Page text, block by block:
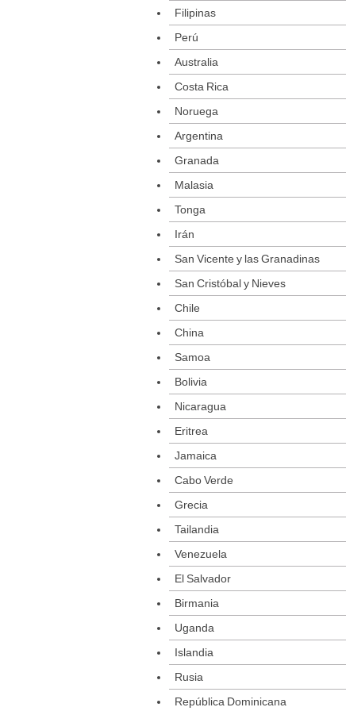
Filipinas
Perú
Australia
Costa Rica
Noruega
Argentina
Granada
Malasia
Tonga
Irán
San Vicente y las Granadinas
San Cristóbal y Nieves
Chile
China
Samoa
Bolivia
Nicaragua
Eritrea
Jamaica
Cabo Verde
Grecia
Tailandia
Venezuela
El Salvador
Birmania
Uganda
Islandia
Rusia
República Dominicana